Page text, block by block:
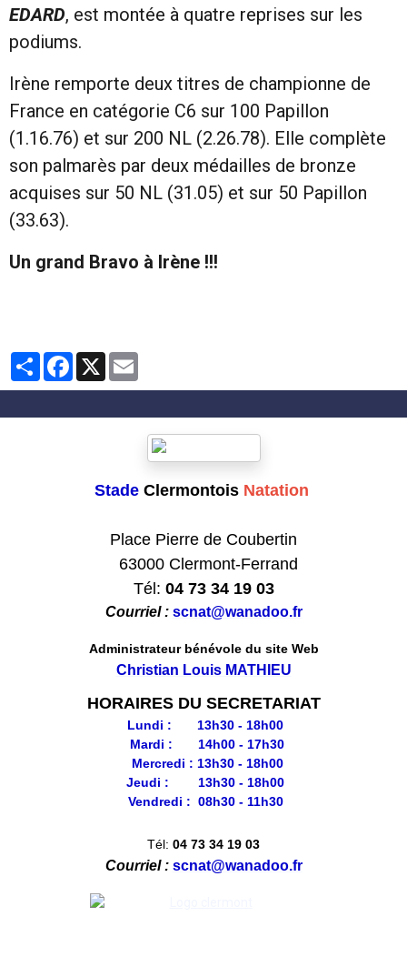
EDARD, est montée à quatre reprises sur les
podiums.
Irène remporte deux titres de championne de
France en catégorie C6 sur 100 Papillon
(1.16.76) et sur 200 NL (2.26.78). Elle complète
son palmarès par deux médailles de bronze
acquises sur 50 NL (31.05) et sur 50 Papillon
(33.63).
Un grand Bravo à Irène !!!
PartagerFacebook
X
Stade Clermontois Natation
Place Pierre de Coubertin
63000 Clermont-Ferrand
Tél: 04 73 34 19 03
Courriel : scnat@wanadoo.fr
Administrateur bénévole du site Web
Christian Louis MATHIEU
HORAIRES DU SECRETARIAT
Lundi : 13h30 - 18h00
Mardi : 14h00 - 17h30
Mercredi : 13h30 - 18h00
Jeudi : 13h30 - 18h00
Vendredi : 08h30 - 11h30
Tél: 04 73 34 19 03
Courriel : scnat@wanadoo.fr